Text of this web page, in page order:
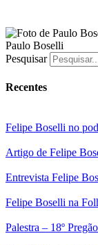
Paulo Boselli
Pesquisar
Recentes
Felipe Boselli no
Artigo de Felipe
Entrevista Felipe
Felipe Boselli na
Palestra – 18º